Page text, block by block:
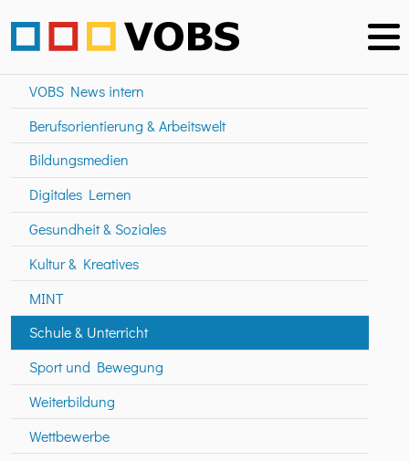
VOBS News intern
Berufsorientierung & Arbeitswelt
Bildungsmedien
Digitales Lernen
Gesundheit & Soziales
Kultur & Kreatives
MINT
Schule & Unterricht
Sport und Bewegung
Weiterbildung
Wettbewerbe